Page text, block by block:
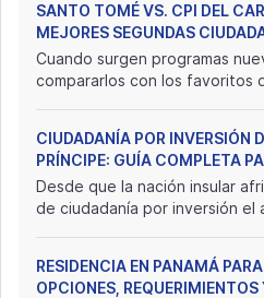
SANTO TOMÉ VS. CPI DEL
MEJORES SEGUNDAS
Cuando surgen programas
compararlos con los favoritos
CIUDADANÍA POR INVERSIÓN
PRÍNCIPE: GUÍA COMPLETA
Desde que la nación insular
de ciudadanía por inversión el
RESIDENCIA EN PANAMÁ
OPCIONES,